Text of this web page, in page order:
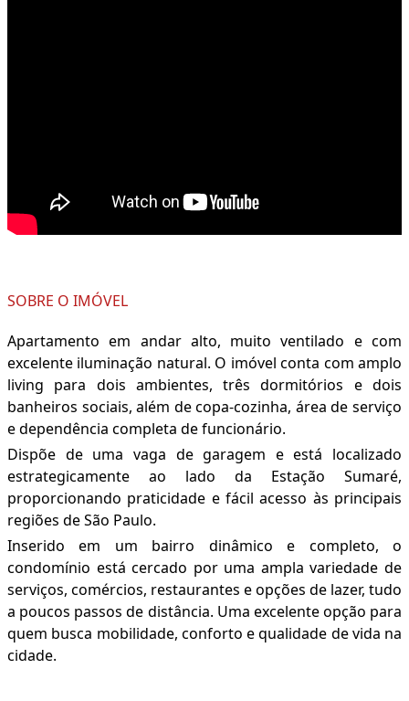
SOBRE O IMÓVEL
Apartamento em andar alto, muito ventilado e com
excelente iluminação natural. O imóvel conta com amplo
living para dois ambientes, três dormitórios e dois
banheiros sociais, além de copa-cozinha, área de serviço
e dependência completa de funcionário.
Dispõe de uma vaga de garagem e está localizado
estrategicamente ao lado da Estação Sumaré,
proporcionando praticidade e fácil acesso às principais
regiões de São Paulo.
Inserido em um bairro dinâmico e completo, o
condomínio está cercado por uma ampla variedade de
serviços, comércios, restaurantes e opções de lazer, tudo
a poucos passos de distância. Uma excelente opção para
quem busca mobilidade, conforto e qualidade de vida na
cidade.